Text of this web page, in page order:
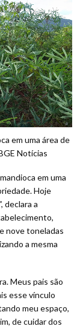
em uma área de
Notícias
em uma
Hoje
declara a
nove toneladas
a mesma
Meus pais são
esse vínculo
meu espaço,
de cuidar dos